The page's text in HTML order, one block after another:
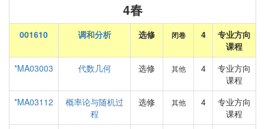
4春
001610 调和分析 选修 闭卷 4
专业方向
课程
*MA03003
代数几何 选修 其他 4
专业方向
课程
*MA03112
概率论与随机过
程
选修 其他 4
专业方向
课程